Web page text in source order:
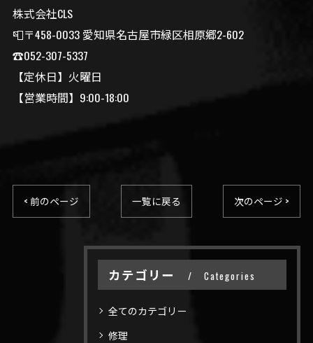
株式会社CLS
📮〒458-0033 愛知県名古屋市緑区相原郷2-602
☎️052-307-5337
【定休日】火曜日
【営業時間】9:00-18:00
< 前のページ 一覧に戻る 次のページ >
カテゴリー Categories
全てのカテゴリー
修理